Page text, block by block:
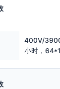
400V/
小时，